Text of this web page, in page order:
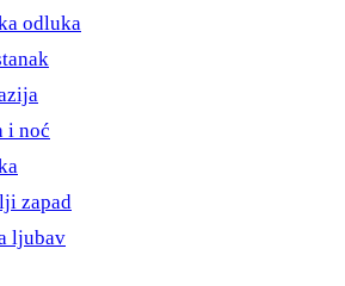
odluka
i noć
zapad
ljubav